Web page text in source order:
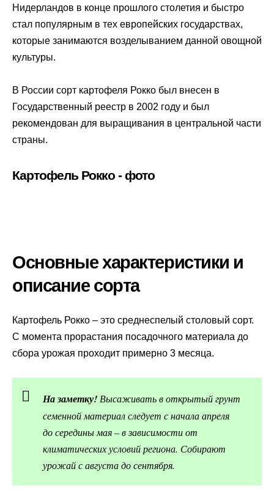
Нидерландов в конце прошлого столетия и быстро
стал популярным в тех европейских государствах,
которые занимаются возделыванием данной овощной
культуры.
В России сорт картофеля Рокко был внесен в
Государственный реестр в 2002 году и был
рекомендован для выращивания в центральной части
страны.
Картофель Рокко - фото
Основные характеристики и
описание сорта
Картофель Рокко – это среднеспелый столовый сорт.
С момента прорастания посадочного материала до
сбора урожая проходит примерно 3 месяца.
На заметку! Высаживать в открытый грунт
семенной материал следует с начала апреля
до середины мая – в зависимости от
климатических условий региона. Собирают
урожай с августа до сентября.